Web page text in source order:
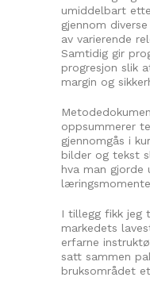
umiddelbart
gjennom
av varierende
Samtidig gir
progresjon slik
margin og
oppsummerer
gjennomgås i
bilder og tekst
hva man gjorde
I tillegg fikk jeg
markedets
erfarne
satt sammen
bruksområdet